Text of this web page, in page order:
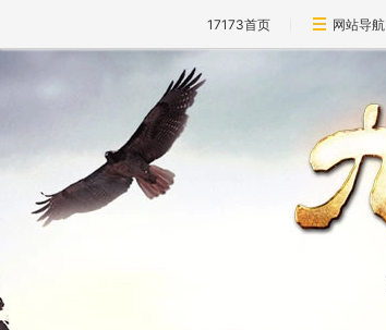
17173首页 网站导航